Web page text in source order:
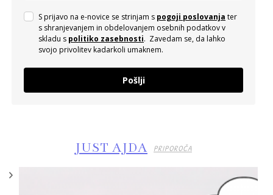
S prijavo na e-novice se strinjam s pogoji poslovanja ter
s shranjevanjem in obdelovanjem osebnih podatkov v
skladu s politiko zasebnosti. Zavedam se, da lahko
svojo privolitev kadarkoli umaknem.
Pošlji
JUST AJDA PRIPOROČA